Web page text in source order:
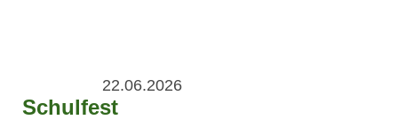
22.06.2026
Schulfest